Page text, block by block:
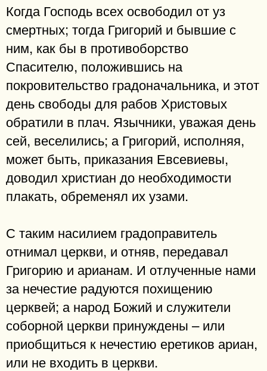
Когда Господь всех освободил от уз
смертных; тогда Григорий и бывшие с
ним, как бы в противоборство
Спасителю, положившись на
покровительство градоначальника, и этот
день свободы для рабов Христовых
обратили в плач. Язычники, уважая день
сей, веселились; а Григорий, исполняя,
может быть, приказания Евсевиевы,
доводил христиан до необходимости
плакать, обременял их узами.
С таким насилием градоправитель
отнимал церкви, и отняв, передавал
Григорию и арианам. И отлученные нами
за нечестие радуются похищению
церквей; а народ Божий и служители
соборной церкви принуждены – или
приобщиться к нечестию еретиков ариан,
или не входить в церкви.